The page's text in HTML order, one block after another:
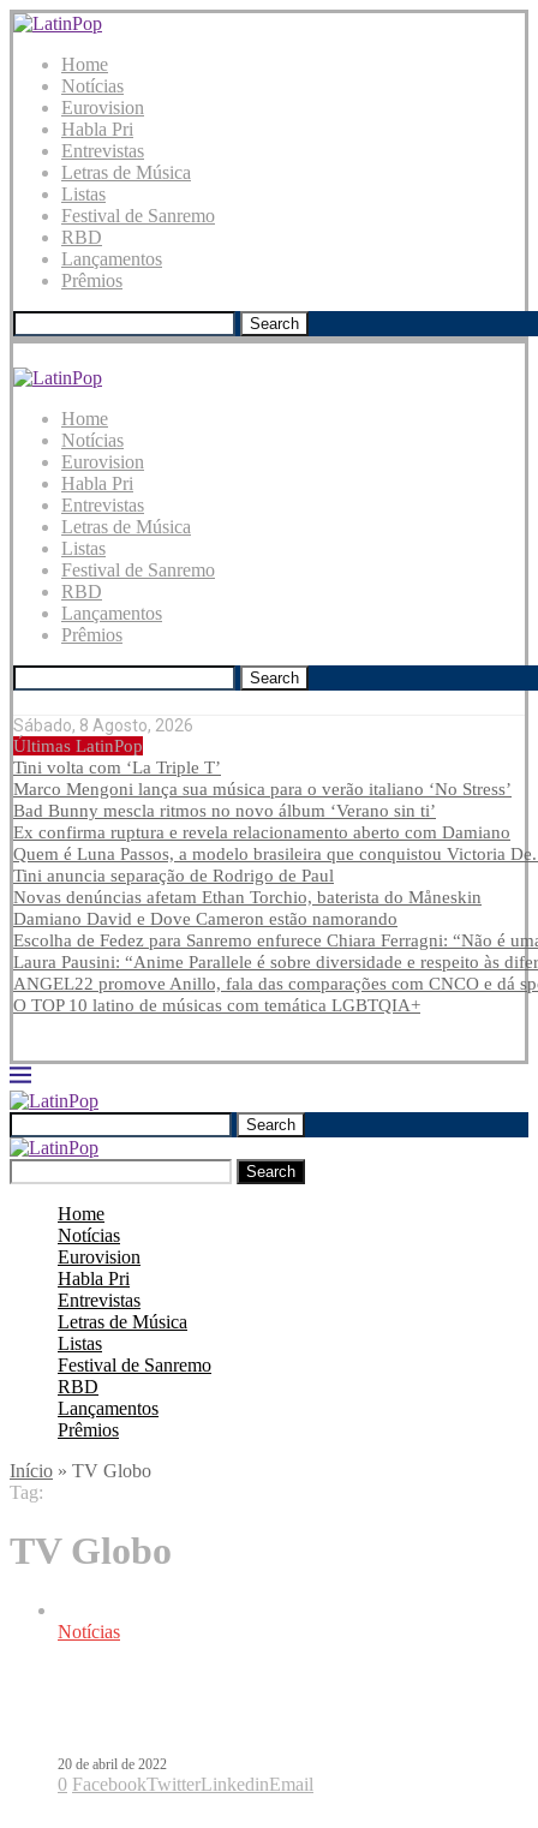
Home
Notícias
Eurovision
Habla Pri
Entrevistas
Letras de Música
Listas
Festival de Sanremo
RBD
Lançamentos
Prêmios
Search
Home
Notícias
Eurovision
Habla Pri
Entrevistas
Letras de Música
Listas
Festival de Sanremo
RBD
Lançamentos
Prêmios
Search
Sábado, 8 Agosto, 2026
Últimas LatinPop
Tini volta com ‘La Triple T’
Marco Mengoni lança sua música para o verão italiano ‘No Stress’
Bad Bunny mescla ritmos no novo álbum ‘Verano sin ti’
Ex confirma ruptura e revela relacionamento aberto com Damiano
Quem é Luna Passos, a modelo brasileira que conquistou Victoria
Tini anuncia separação de Rodrigo de Paul
Novas denúncias afetam Ethan Torchio, baterista do Måneskin
Damiano David e Dove Cameron estão namorando
Escolha de Fedez para Sanremo enfurece Chiara Ferragni: “Não é
Laura Pausini: “Anime Parallele é sobre diversidade e respeito às
ANGEL22 promove Anillo, fala das comparações com CNCO e dá
O TOP 10 latino de músicas com temática LGBTQIA+
Search
Search
Home
Notícias
Eurovision
Habla Pri
Entrevistas
Letras de Música
Listas
Festival de Sanremo
RBD
Lançamentos
Prêmios
Início » TV Globo
Tag:
TV Globo
Notícias
20 de abril de 2022
0 FacebookTwitterLinkedinEmail